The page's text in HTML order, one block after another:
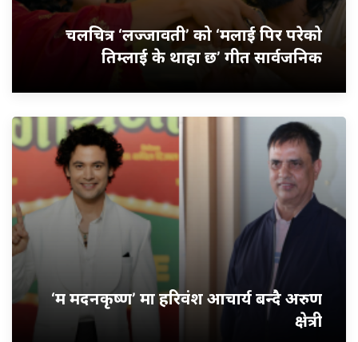
चलचित्र ‘लज्जावती’ को ‘मलाई पिर परेको
तिम्लाई के थाहा छ’ गीत सार्वजनिक
‘म मदनकृष्ण’ मा हरिवंश आचार्य बन्दै अरुण
क्षेत्री